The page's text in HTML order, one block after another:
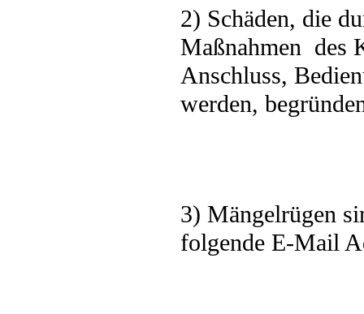
2) Schäden, die
Maßnahmen des
Anschluss,
werden,
3) Mängelrügen
folgende E-Mail